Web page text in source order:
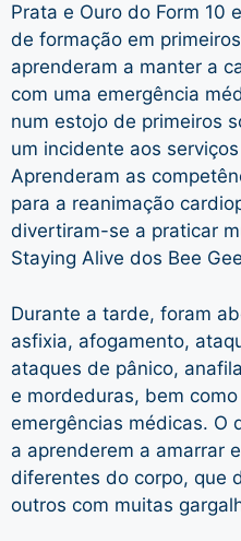
Prata e Ouro do Form 10
de formação em
aprenderam a manter a
com uma emergência
num estojo de primeiros
um incidente aos
Aprenderam as
para a reanimação
divertiram-se a praticar
Staying Alive dos Bee
Durante a tarde, foram
asfixia, afogamento,
ataques de pânico,
e mordeduras, bem
emergências médicas. O
a aprenderem a amarrar
diferentes do corpo, que
outros com muitas